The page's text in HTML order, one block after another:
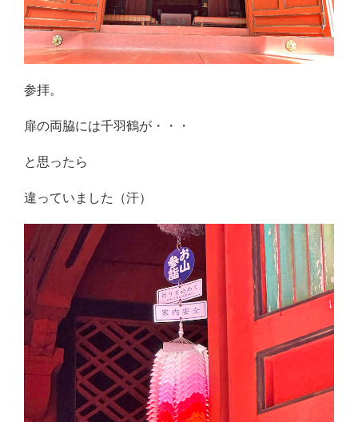
参拝。
扉の両脇には千羽鶴が・・・
と思ったら
違っていました（汗）